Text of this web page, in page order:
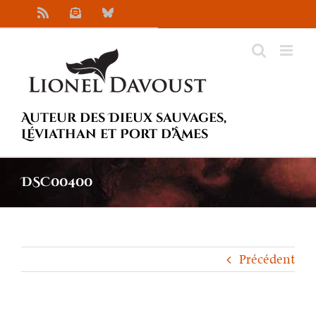
au
NewsletterBluesky
Auteur des Dieux sauvages,
Léviathan et Port d’Âmes
DSC00400
Précédent